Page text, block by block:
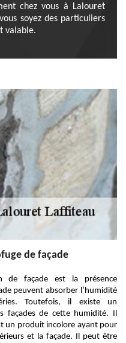
chez vous à Lalouret
soyez des particuliers
valable.
de façade
de façade est la présence
peuvent absorber l’humidité
Toutefois, il existe un
façades de cette humidité. Il
un produit incolore ayant pour
et la façade. Il peut être